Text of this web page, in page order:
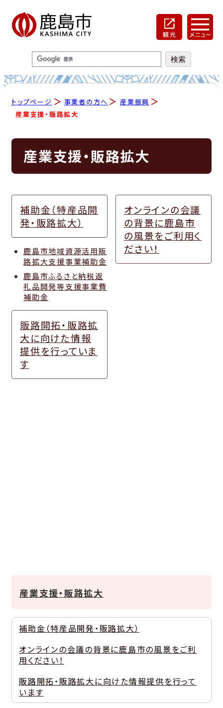
トップページ 事業者の方へ
産業振興
産業支援・販路拡大
産業支援・販路拡大
補助金（特産品開
発・販路拡大）
鹿島市地域資源活用販
路拡大支援事業補助金
鹿島市ふるさと納税返
礼品開発等支援事業費
補助金
オンラインの会議
の背景に鹿島市
の風景をご利用く
ださい！
販路開拓・販路拡
大に向けた情報
提供を行っていま
す
産業支援・販路拡大
補助金（特産品開発・販路拡大）
オンラインの会議の背景に鹿島市の風景をご利
用ください！
販路開拓・販路拡大に向けた情報提供を行って
います